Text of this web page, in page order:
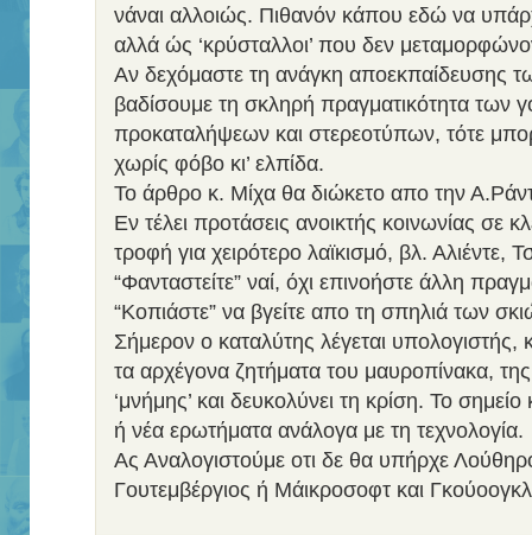
νάναι αλλοιώς. Πιθανόν κάπου εδώ να
αλλά ώς ‘κρύσταλλοι’ που δεν
Αν δεχόμαστε τη ανάγκη αποεκπαίδευσης
βαδίσουμε τη σκληρή πραγματικότητα των
προκαταλήψεων και στερεοτύπων, τότε
χωρίς φόβο κι’ ελπίδα.
Το άρθρο κ. Μίχα θα διώκετο απο την
Εν τέλει προτάσεις ανοικτής κοινωνίας σε
τροφή για χειρότερο λαϊκισμό, βλ. Αλιέντε,
“Φανταστείτε” ναί, όχι επινοήστε άλλη
“Κοπιάστε” να βγείτε απο τη σπηλιά των
Σήμερον ο καταλύτης λέγεται υπολογιστής,
τα αρχέγονα ζητήματα του μαυροπίνακα,
‘μνήμης’ και δευκολύνει τη κρίση. Το
ή νέα ερωτήματα ανάλογα με τη τεχνολογία.
Ας Αναλογιστούμε οτι δε θα υπήρχε
Γουτεμβέργιος ή Μάικροσοφτ και